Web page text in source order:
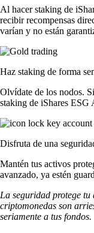
Al hacer staking de
recibir recompensas
varían y no están
Haz staking de forma
Olvídate de los nodos.
staking de iShares
Disfruta de una
Mantén tus activos
avanzado, ya estén
La seguridad protege tu
criptomonedas son
seriamente a tus fondos.